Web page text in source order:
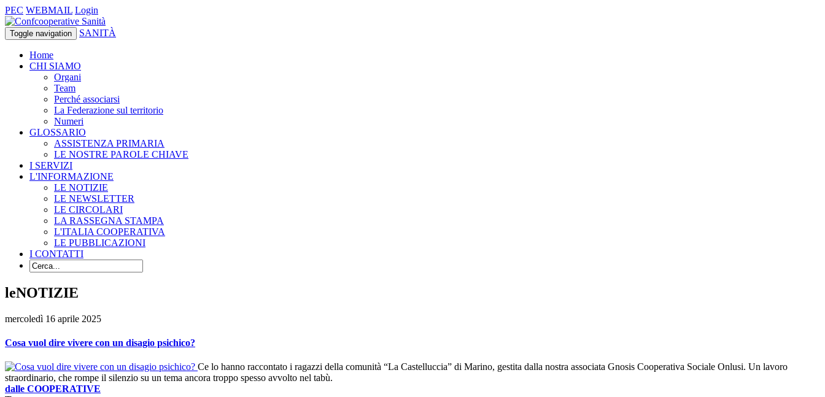
PEC WEBMAIL Login
Toggle navigation SANITÀ
Home
CHI SIAMO
Organi
Team
Perché associarsi
La Federazione sul territorio
Numeri
GLOSSARIO
ASSISTENZA PRIMARIA
LE NOSTRE PAROLE CHIAVE
I SERVIZI
L'INFORMAZIONE
LE NOTIZIE
LE NEWSLETTER
LE CIRCOLARI
LA RASSEGNA STAMPA
L'ITALIA COOPERATIVA
LE PUBBLICAZIONI
I CONTATTI
leNOTIZIE
mercoledì 16 aprile 2025
Cosa vuol dire vivere con un disagio psichico?
Ce lo hanno raccontato i ragazzi della comunità “La Castelluccia” di Marino, gestita dalla nostra associata Gnosis Cooperativa Sociale Onlusi. Un lavoro
straordinario, che rompe il silenzio su un tema ancora troppo spesso avvolto nel tabù.
dalle COOPERATIVE